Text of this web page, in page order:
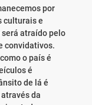
por
culturais e
atraído pelo
convidativos.
o país é
é
de lá é
da